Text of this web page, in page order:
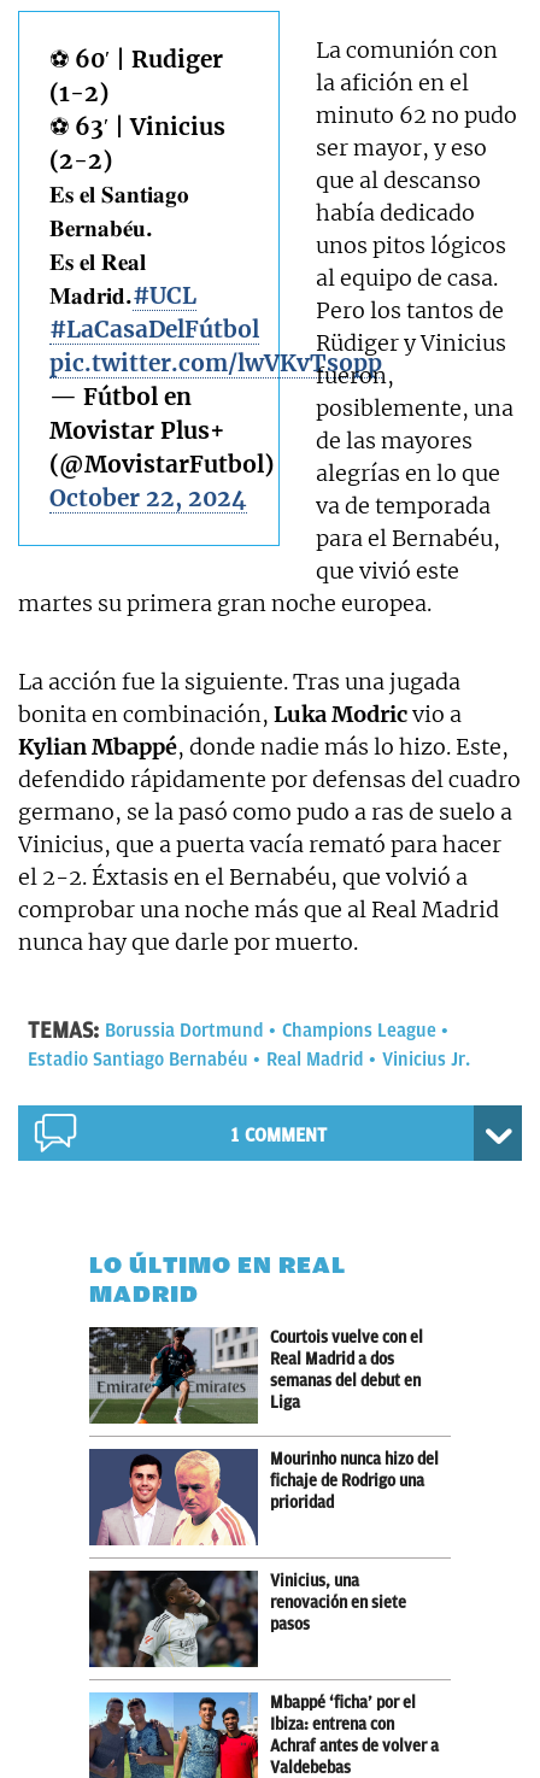
⚽️ 60′ | Rudiger
(1-2)
⚽️ 63′ | Vinicius
(2-2)
𝐄𝐬 𝐞𝐥 𝐒𝐚𝐧𝐭𝐢𝐚𝐠𝐨
𝐁𝐞𝐫𝐧𝐚𝐛𝐞́𝐮.
𝐄𝐬 𝐞𝐥 𝐑𝐞𝐚𝐥
𝐌𝐚𝐝𝐫𝐢𝐝.#UCL
#LaCasaDelFútbol
pic.twitter.com/lwVKvTsopp
— Fútbol en
Movistar Plus+
(@MovistarFutbol)
October 22, 2024
La comunión con
la afición en el
minuto 62 no pudo
ser mayor, y eso
que al descanso
había dedicado
unos pitos lógicos
al equipo de casa.
Pero los tantos de
Rüdiger y Vinicius
fueron,
posiblemente, una
de las mayores
alegrías en lo que
va de temporada
para el Bernabéu,
que vivió este
martes su primera gran noche europea.
La acción fue la siguiente. Tras una jugada
bonita en combinación, Luka Modricvio a
Kylian Mbappé, donde nadie más lo hizo. Este,
defendido rápidamente por defensas del cuadro
germano, se la pasó como pudo a ras de suelo a
Vinicius, que a puerta vacía remató para hacer
el 2-2. Éxtasis en el Bernabéu, que volvió a
comprobar una noche más que al Real Madrid
nunca hay que darle por muerto.
TEMAS: Borussia Dortmund
Champions League
Estadio Santiago Bernabéu
Real Madrid Vinicius Jr.
1 COMMENT
LO ÚLTIMO EN REAL
MADRID
Courtois vuelve con el
Real Madrid a dos
semanas del debut en
Liga
Mourinho nunca hizo del
fichaje de Rodrigo una
prioridad
Vinicius, una
renovación en siete
pasos
Mbappé ‘ficha’ por el
Ibiza: entrena con
Achraf antes de volver a
Valdebebas